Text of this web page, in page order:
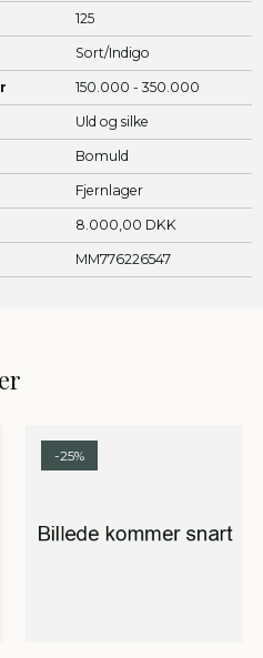
125
Sort/Indigo
150.000 - 350.000
Uld og silke
Bomuld
Fjernlager
8.000,00 DKK
MM776226547
-25%